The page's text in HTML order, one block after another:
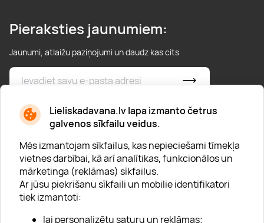
Lieliskadavana.lv lapa izmanto četrus
galvenos sīkfailu veidus.
Mēs izmantojam sīkfailus, kas nepieciešami tīmekļa
vietnes darbībai, kā arī analītikas, funkcionālos un
mārketinga (reklāmas) sīkfailus.
Ar jūsu piekrišanu sīkfaili un mobilie identifikatori
tiek izmantoti:
lai personalizētu saturu un reklāmas;
Pieraksties jaunumiem:
Jaunumi, atlaižu paziņojumi un daudz kas cits
* Esmu iepazinies/usies ar privātuma politiku
Par "Lieliska dāvana"